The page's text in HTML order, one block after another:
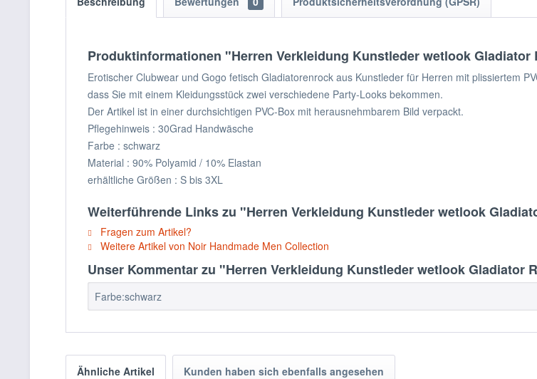
Produktinformationen "Herren Verkleidung Kunstleder wetlook
Erotischer Clubwear und Gogo fetisch Gladiatorenrock aus Kunstleder für Herren mit plissiertem
dass Sie mit einem Kleidungsstück zwei verschiedene Party-Looks bekommen.
Der Artikel ist in einer durchsichtigen PVC-Box mit herausnehmbarem Bild verpackt.
Pflegehinweis : 30Grad Handwäsche
Farbe : schwarz
Material : 90% Polyamid / 10% Elastan
erhältliche Größen : S bis 3XL
Weiterführende Links zu "Herren Verkleidung Kunstleder wetlook
Fragen zum Artikel?
Weitere Artikel von Noir Handmade Men Collection
Unser Kommentar zu "Herren Verkleidung Kunstleder wetlook Gladiator
Farbe:schwarz
Ähnliche Artikel Kunden haben sich ebenfalls angesehen